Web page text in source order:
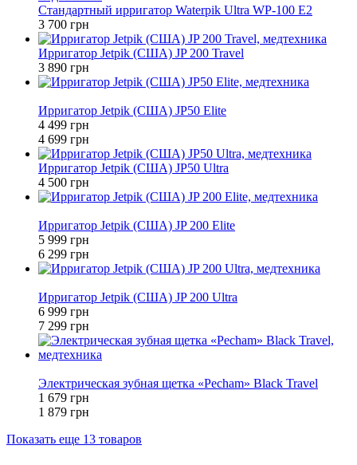
Стандартный ирригатор Waterpik Ultra WP-100 E2
3 700 грн
Ирригатор Jetpik (США) JP 200 Travel
3 890 грн
Ирригатор Jetpik (США) JP50 Elite
4 499 грн
4 699 грн
Ирригатор Jetpik (США) JP50 Ultra
4 500 грн
Ирригатор Jetpik (США) JP 200 Elite
5 999 грн
6 299 грн
Ирригатор Jetpik (США) JP 200 Ultra
6 999 грн
7 299 грн
Электрическая зубная щетка «Pecham» Black Travel
1 679 грн
1 879 грн
Показать еще 13 товаров